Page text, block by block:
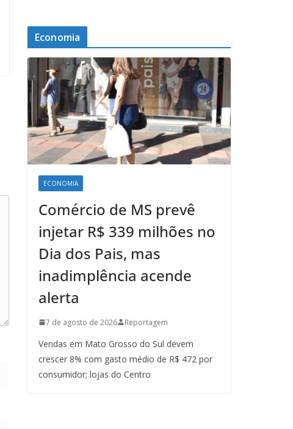
Economia
ECONOMIA
Comércio de MS prevê
injetar R$ 339 milhões no
Dia dos Pais, mas
inadimplência acende
alerta
7 de agosto de 2026 Reportagem
Vendas em Mato Grosso do Sul devem
crescer 8% com gasto médio de R$ 472 por
consumidor; lojas do Centro